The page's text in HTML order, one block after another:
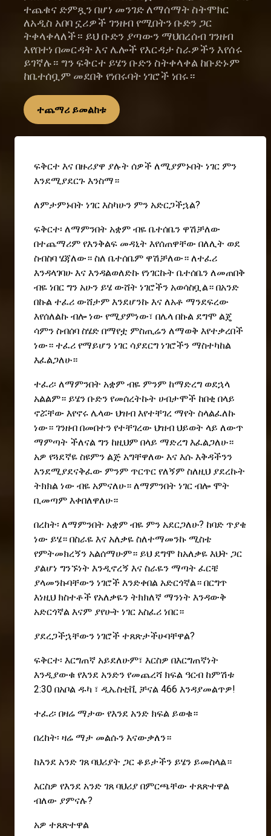
ተጨቁና ድምጿን በሆነ መንገድ ለማሰማት ስትሞክር
ለአዲስ አበባ ኗሪዎች ገንዘብ የሚበትን ቡድን ጋር
ትቀላቀላለች። ይህ ቡድን ያጣውን ማህበረሰብ ገንዘብ
እየበተነ በመርዳት እና ሌሎች የእርዳታ ስራዎችን እየሰሩ
ይገኛሉ። ግን ፍቅርተ ይሄን ቡድን ስትቀላቀል ከቡድኑም
ከቤተሰቧም መደበቅ የነበሩባት ነገሮች ነበሩ።
ተጨማሪ ይመልከቱ
ፍቅርተ እና በዙሪያዋ ያሉት ሰዎች ለሚያምኑበት ነገር ምን
እንደሚያደርጉ እንስማ።
ለምታምኑበት ነገር እስካሁን ምን አድርጋችኋል?
ፍቅርተ፡ ለማምንበት አቋም ብዬ ቤተሰቤን ዋሽቻለው
በተጨማሪም የእንቅልፍ መዳኒት እየሰጠዋቸው በለሊት ወደ
ስብስባ ሄጃለው። ስለ ቤተሰቤም ዋሽቻለው። ለተፈሪ
እንዳላገባሁ እና እንዳልወለድኩ የነገርኩት ቤተሰቤን ለመጠበቅ
ብዬ ነበር ግን አሁን ይሄ ውሸት ነገሮችን አወሳስቧል። በአንድ
በኩል ተፈሪ ውሸታም እንደሆንኩ እና ለአቶ ማንደፍረው
እየሰለልኩ ብሎ ነው የሚያምነው፣ በሌላ በኩል ደግሞ ልጄ
ሳምን ስብሰባ ስሄድ በማየቷ ምስጢሬን ለማወቅ እየተቃረበች
ነው። ተፈሪ የማይሆን ነገር ሳያደርግ ነገሮችን ማስተካከል
እፈልጋለሁ።
ተፈሪ፡ ለማምንበት አቋም ብዬ ምንም ከማድረግ ወደኋላ
አልልም። ይሄን ቡድን የመሰረትኩት ሀብታሞች ከበቂ በላይ
ኖሯቸው እየኖሩ ሌላው ህዝብ እየተቸገረ ማየት ስላልፈለኩ
ነው። ገንዘብ በመበተን የተቸገረው ህዝብ ህይወት ላይ ለውጥ
ማምጣት ችለናል ግን ከዚህም በላይ ማድረግ እፈልጋለሁ።
አዎ የጓደኛዬ ስዩምን ልጅ አግቸዋለው እና እሱ እቅዳችንን
እንደሚያደናቅፈው ምንም ጥርጥር የለኝም ስለዚህ ያደረኩት
ትክክል ነው ብዬ አምናለሁ። ለማምንበት ነገር ብሎ ሞት
ቢመጣም እቀበለዋለሁ።
በረከት፡ ለማምንበት አቋም ብዬ ምን አደርጋለሁ? ከባድ ጥያቄ
ነው ይሄ። በስራዬ እና አለቃዬ ስለተማመንኩ ሚስቴ
የምትመክረኝን አልሰማሁም። ይህ ደግሞ ከአለቃዬ እህት ጋር
ያልሆነ ግንኙነት እንዲኖረኝ እና ስራዬን ማጣት ፈርቼ
ያላመንኩባቸውን ነገሮች እንድቀበል አድርጎኛል። በርግጥ
እነዚህ ክስተቶች የአለቃዬን ትክክለኛ ማንነት እንዳውቅ
አድርጎኛል እናም ያየሁት ነገር አስፈሪ ነበር።
ያደረጋችኋቸውን ነገሮች ተጸጽታችሁባቸዋል?
ፍቅርተ፡ እርግጠኛ አይደለሁም፣ እርስዎ በእርግጠኛነት
እንዲያውቁ የእንደ አንድን የመጨረሻ ክፍል ዓርብ ከምሽቱ
2:30 በአቦል ዱካ ፣ ዲኤስቲቪ ቻናል 466 እንዳያመልጥዎ!
ተፈሪ፡ በዛሬ ማታው የእንደ አንድ ክፍል ይወቁ።
በረከት፡ ዛሬ ማታ መልሱን እናውቃለን።
ከእንደ አንድ ገጸ ባህሪያት ጋር ቆይታችን ይሄን ይመስላል።
እርስዎ የእንደ አንድ ገጸ ባህሪያ በምርጫቸው ተጸጽተዋል
ብለው ያምናሉ?
አዎ ተጸጽተዋል